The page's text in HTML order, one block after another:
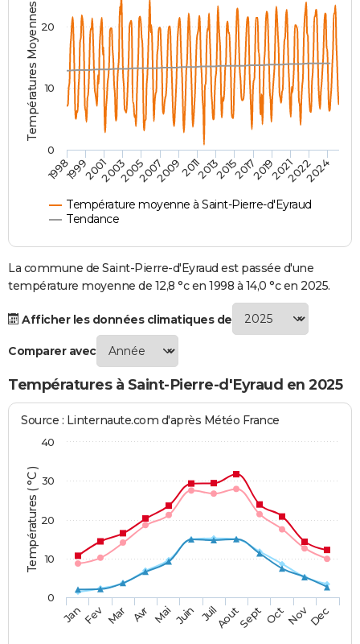
Destinations
City break
Voyage nature
Voyage de noces
Forum
Climat
PHOTO
GUIDES D'ACHAT
BONS PLANS
CARTE DE VOEUX
Carte de Noël
Carte Bonne année
Carte Saint-Valentin
Carte Pâques
Carte d'anniversaire
DICTIONNAIRE
Dictionnaire
Biographies
Citations
Expressions
Proverbes
PROGRAMME TV
COPAINS D'AVANT
S'inscrire
Se connecter
Lycées
Collèges
Primaires
Universités
Entreprises
Service militaire
Avis de recherche
AVIS DE DÉCÈS
FORUM
Températures Moyennes ( °C )
Température moyenne à Saint-Pierre-d'Eyraud
Tendance
199819992001200320052007200920112013201520172019202120222024
0
10
20
La commune de Saint-Pierre-d'Eyraud est passée d'une
température moyenne de 12,8 °c en 1998 à 14,0 °c en 2025.
Afficher les données climatiques de
Comparer avec
Températures à Saint-Pierre-d'Eyraud en 2025
Températures ( °C )
Source : Linternaute.com d'après Météo France
JanFev Mar Avr Mai Juin JuilAoutSept OctNovDec
0
10
20
30
40